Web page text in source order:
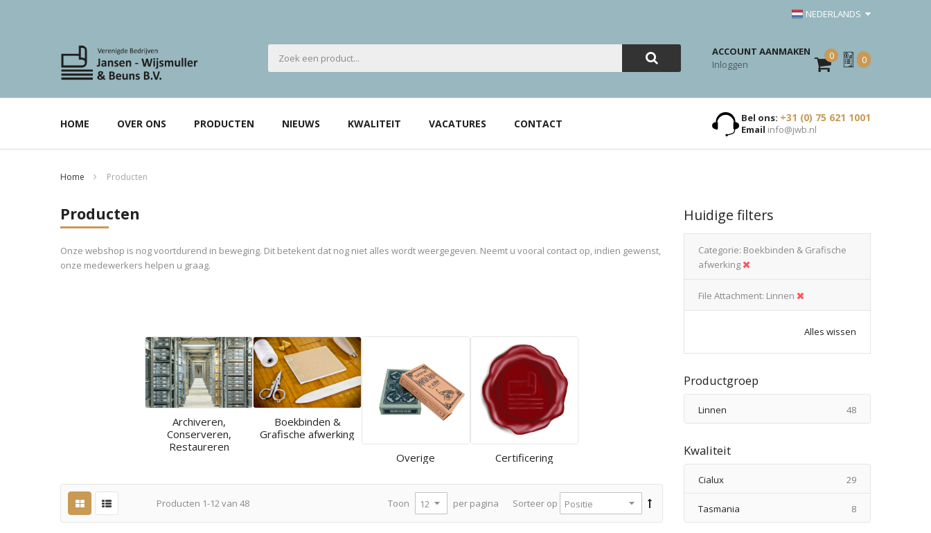
NEDERLANDS
ACCOUNT AANMAKEN
Inloggen
0
Mijn
Offerte
0
HOME OVER ONS PRODUCTEN NIEUWS KWALITEIT VACATURES CONTACT Bel ons: +31 (0) 75 621 1001
Email info@jwb.nl
Home Producten
Producten
Onze webshop is nog voortdurend in beweging. Dit betekent dat nog niet alles wordt weergegeven. Neemt u vooral contact op, indien gewenst,
onze medewerkers helpen u graag.
Archiveren,
Conserveren,
Restaureren
Boekbinden &
Grafische afwerking
Overige
Certificering
Producten 1-12van 48 Sorteer op
Toon per pagina
Huidige filters
Categorie Boekbinden & Grafische
afwerking
File Attachment Linnen
Alles wissen
Productgroep
Linnen 48producten
Kwaliteit
Cialux 29producten
Tasmania 8producten